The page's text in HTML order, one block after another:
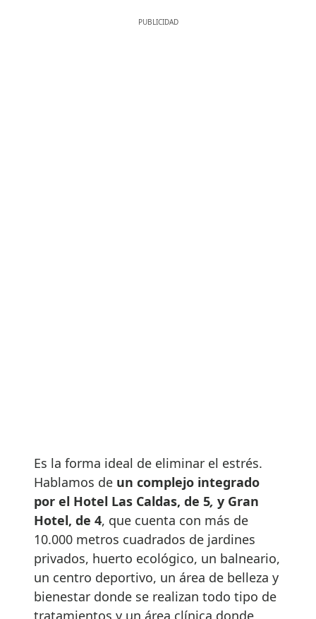
Es la forma ideal de eliminar el estrés.
Hablamos de un complejo integrado
por el Hotel Las Caldas, de 5, y Gran
Hotel, de 4, que cuenta con más de
10.000 metros cuadrados de jardines
privados, huerto ecológico, un balneario,
un centro deportivo, un área de belleza y
bienestar donde se realizan todo tipo de
tratamientos y un área clínica donde